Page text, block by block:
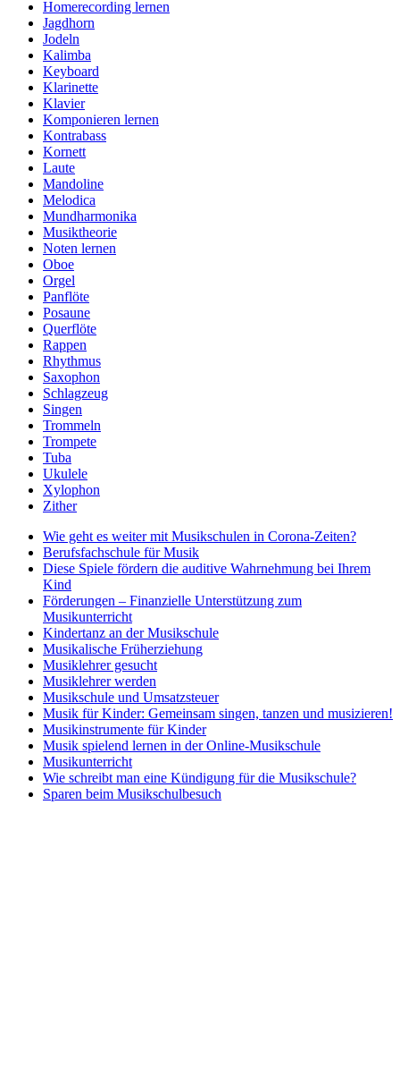
Homerecording lernen
Jagdhorn
Jodeln
Kalimba
Keyboard
Klarinette
Klavier
Komponieren lernen
Kontrabass
Kornett
Laute
Mandoline
Melodica
Mundharmonika
Musiktheorie
Noten lernen
Oboe
Orgel
Panflöte
Posaune
Querflöte
Rappen
Rhythmus
Saxophon
Schlagzeug
Singen
Trommeln
Trompete
Tuba
Ukulele
Xylophon
Zither
Wie geht es weiter mit Musikschulen in Corona-Zeiten?
Berufsfachschule für Musik
Diese Spiele fördern die auditive Wahrnehmung bei Ihrem
Kind
Förderungen – Finanzielle Unterstützung zum
Musikunterricht
Kindertanz an der Musikschule
Musikalische Früherziehung
Musiklehrer gesucht
Musiklehrer werden
Musikschule und Umsatzsteuer
Musik für Kinder: Gemeinsam singen, tanzen und musizieren!
Musikinstrumente für Kinder
Musik spielend lernen in der Online-Musikschule
Musikunterricht
Wie schreibt man eine Kündigung für die Musikschule?
Sparen beim Musikschulbesuch